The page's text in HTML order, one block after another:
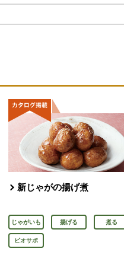
新じゃがの揚げ煮
じゃがいも 揚げる 煮る
ビオサポ